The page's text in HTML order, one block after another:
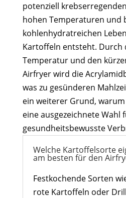
potenziell
hohen Temperaturen und
kohlenhydratreichen
Kartoffeln entsteht. Durch
Temperatur und den
Airfryer wird die
was zu gesünderen
ein weiterer Grund,
eine ausgezeichnete Wahl
gesundheitsbewusste
Welche Kartoffelsorte
am besten für den
Festkochende Sorten
rote Kartoffeln oder